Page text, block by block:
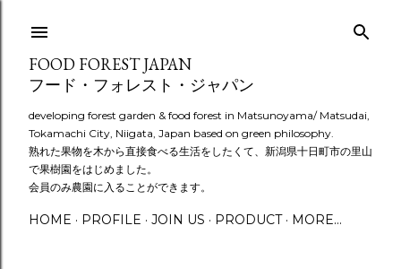
FOOD FOREST JAPAN
フード・フォレスト・ジャパン
developing forest garden & food forest in Matsunoyama/ Matsudai,
Tokamachi City, Niigata, Japan based on green philosophy.
熟れた果物を木から直接食べる生活をしたくて、新潟県十日町市の里山
で果樹園をはじめました。
会員のみ農園に入ることができます。
HOME PROFILE JOIN US PRODUCT MORE…